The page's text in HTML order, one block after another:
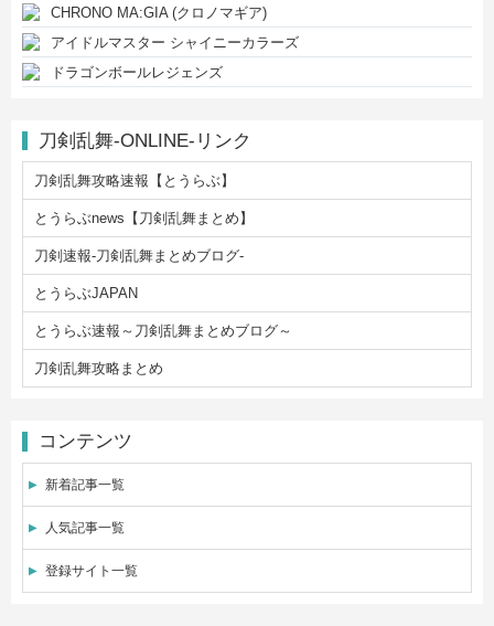
CHRONO MA:GIA (クロノマギア)
アイドルマスター シャイニーカラーズ
ドラゴンボールレジェンズ
刀剣乱舞-ONLINE-リンク
刀剣乱舞攻略速報【とうらぶ】
とうらぶnews【刀剣乱舞まとめ】
刀剣速報-刀剣乱舞まとめブログ-
とうらぶJAPAN
とうらぶ速報～刀剣乱舞まとめブログ～
刀剣乱舞攻略まとめ
コンテンツ
新着記事一覧
人気記事一覧
登録サイト一覧